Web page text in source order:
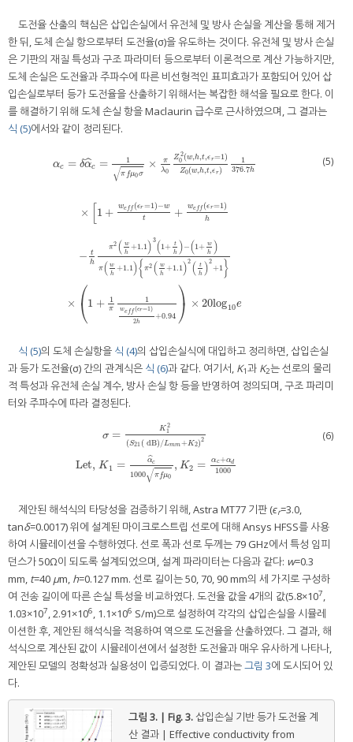
도전율 산출의 핵심은 삽입손실에서 유전체 및 방사 손실을 계산을 통해 제거
한 뒤, 도체 손실 항으로부터 도전율(σ)을 유도하는 것이다. 유전체 및 방사 손실
은 기판의 재질 특성과 구조 파라미터 등으로부터 이론적으로 계산 가능하지만,
도체 손실은 도전율과 주파수에 따른 비선형적인 표피효과가 포함되어 있어 삽
입손실로부터 등가 도전율을 산출하기 위해서는 복잡한 해석을 필요로 한다. 이
를 해결하기 위해 도체 손실 항을 Maclaurin 급수로 근사하였으며, 그 결과는
식 (5)에서와 같이 정리된다.
αc = δα
ˆc = 1
π fμ0σ
√
×
π
λ0
Z2
0 (w,h,t,ϵr=1)
Z0(w,h,t,ϵr)
1
376.7h
× 1 + weff (ϵr=1)−w
t
+ weff(ϵr=1)
h
− t
h
π2 ( w
h
+1.1) 3(1+ t
h )−(1+ w
h
)
π( w
h
+1.1){ π2 ( w
h
+1.1)2 (
t
h )2
+1 }
× ⎛
⎝1 + 1
π
1
weff(ϵr=1)
2h
+0.94
⎞
⎠ × 20log10e
Z
(5)
식 (5)의 도체 손실항을 식 (4)의 삽입손실식에 대입하고 정리하면, 삽입손실
과 등가 도전율(σ) 간의 관계식은 식 (6)과 같다. 여기서, K1과 K2는 선로의 물리
적 특성과 유전체 손실 계수, 방사 손실 항 등을 반영하여 정의되며, 구조 파리미
터와 주파수에 따라 결정된다.
σ = K2
1
(S21 ( dB)/Lmm+K2)2
Let,K 1 = α
ˆc
1000 πfμ0
√
, K2 = αc+αd
1000
dB Lm m Let,
(6)
제안된 해석식의 타당성을 검증하기 위해, Astra MT77 기판 (ϵr=3.0,
tanδ=0.0017) 위에 설계된 마이크로스트립 선로에 대해 Ansys HFSS를 사용
하여 시뮬레이션을 수행하였다. 선로 폭과 선로 두께는 79 GHz에서 특성 임피
던스가 50Ω이 되도록 설계되었으며, 설계 파라미터는 다음과 같다: w=0.3
mm, t=40 μm, h=0.127 mm. 선로 길이는 50, 70, 90 mm의 세 가지로 구성하
여 전송 길이에 따른 손실 특성을 비교하였다. 도전율 값을 4개의 값(5.8×107,
1.03×107, 2.91×106, 1.1×106 S/m)으로 설정하여 각각의 삽입손실을 시뮬레
이션한 후, 제안된 해석식을 적용하여 역으로 도전율을 산출하였다. 그 결과, 해
석식으로 계산된 값이 시뮬레이션에서 설정한 도전율과 매우 유사하게 나타나,
제안된 모델의 정확성과 실용성이 입증되었다. 이 결과는그림 3에 도시되어 있
다.
그림 3. | Fig. 3. 삽입손실 기반 등가 도전율 계
산 결과 | Effective conductivity from